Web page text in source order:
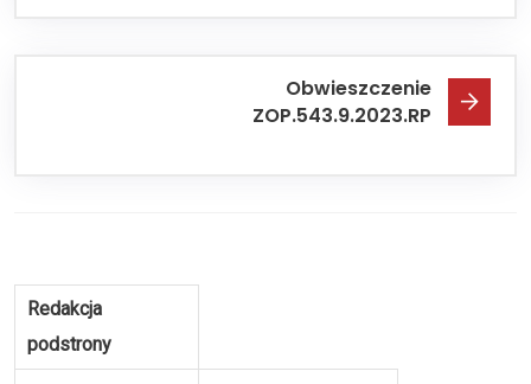
Obwieszczenie
ZOP.543.9.2023.RP
Redakcja
podstrony